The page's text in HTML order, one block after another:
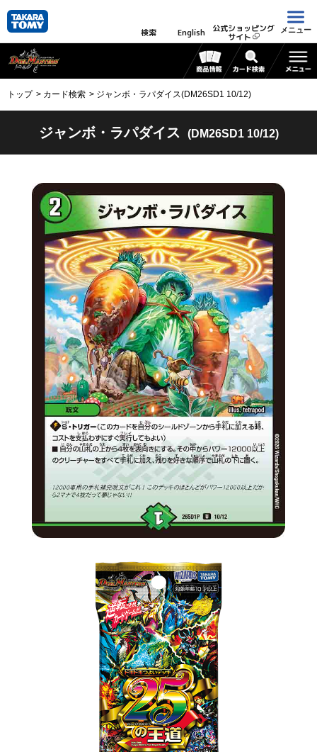
検索 English 公式ショッピング
サイト
メニュー
トップ カード検索 ジャンボ・ラパダイス(DM26SD1 10/12)
ジャンボ・ラパダイス (DM26SD1 10/12)